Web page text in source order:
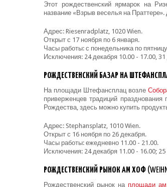
Этот рождественский ярмарок на
название «Взрыв веселья на
Адрес: Riesenradplatz, 1020 Wien.
Открыт с 17 ноября по 6 января.
Часы работы: с понедельника по
Исключения: 24 декабря 10.00 - 17.00,
РОЖДЕСТВЕНСКИЙ БАЗАР НА
На площади Штефансплац возле
приверженцев традиций
Рождества, здесь можно купить
Адрес: Stephansplatz, 1010 Wien.
Открыт с 16 ноября по 26 декабря.
Часы работы: ежедневно 11.00 - 21.00.
Исключения: 24 декабря 11.00 - 16.00;
РОЖДЕСТВЕНСКИЙ РЫНОК АМ ХОФ
Рождественский рынок на площади